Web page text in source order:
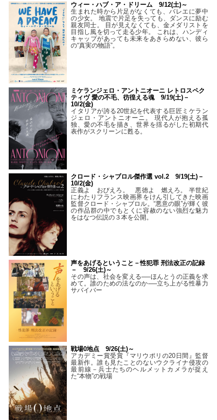
ウィー・ハブ・ア・ドリーム 9/12(土)～
生まれた時から片足がなくても、バレエに夢中
の少女。 地震で片足を失っても、ダンスに励む
親友同士。 目が見えなくても、金メダリストを
目指し風を切って走る少年。 これは、ハンディ
キャップがあっても未来をあきらめない、彼ら
の“真実の物語”。
ミケランジェロ・アントニオーニ レトロスペク
ティヴ 愛の不毛、彷徨える魂 9/19(土)－
10/2(金)
イタリアが誇る20世紀を代表する巨匠ミケラン
ジェロ・アントニオーニ。 現代人が抱える孤
独、愛の不毛を描き、世界を揺るがした初期代
表作がスクリーンに甦る。
クロード・シャブロル傑作選 vol.2 9/19(土)－
10/2(金)
正義よ おびえろ。 悪徳よ 燃えろ。 半世紀
にわたりフランス映画界をけん引してきた映画
監督クロード・シャブロル。“悪意の眼”が輝く彼
の作品群の中でもとくに容赦のない強烈な魅力
をはなつ伝説の３本を公開。
声をあげるということ－性犯罪 刑法改正の記録
－ 9/26(土)～
その声は、社会を変える──ほんとうの正義を求
めて。誰のための法なのか──立ち上がる性暴力
サバイバー
戦場0地点 9/26(土)～
アカデミー賞受賞『マリウポリの20日間』監督
最新作。誰も見たことのないウクライナ侵攻の
最前線－兵士たちのヘルメットカメラが捉え
た“本物”の戦場